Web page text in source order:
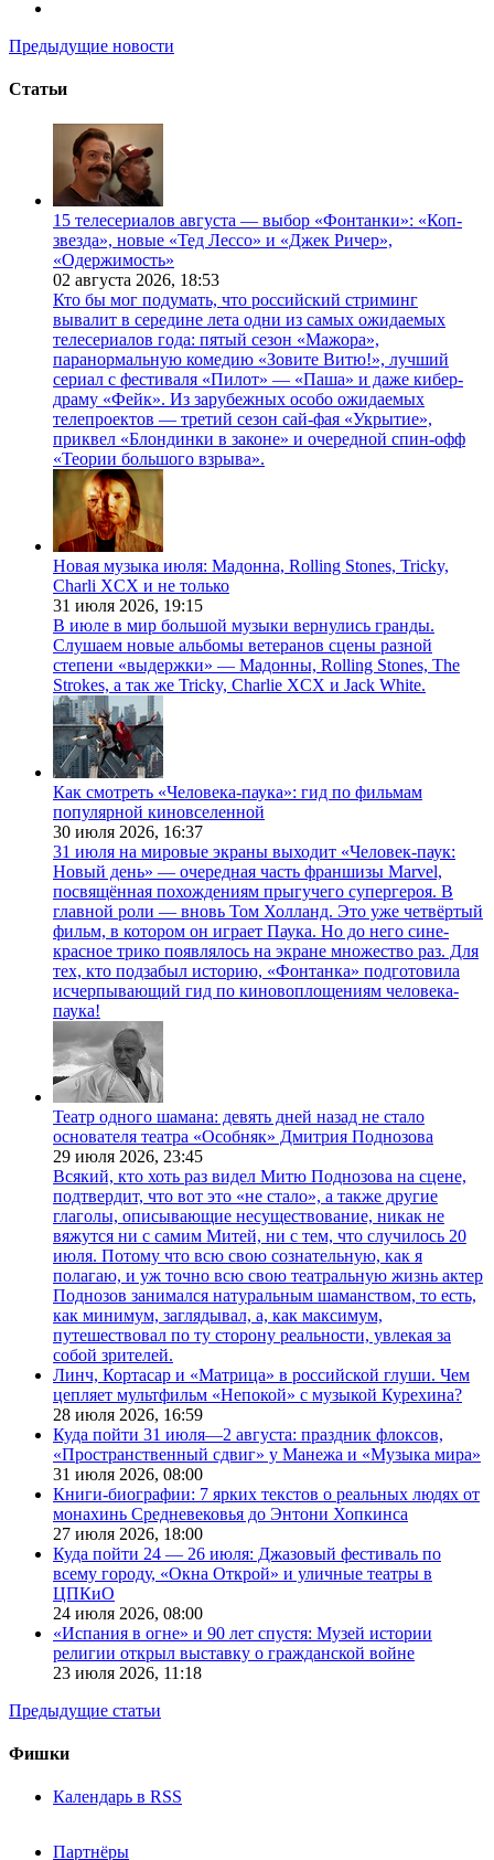
Предыдущие новости
Статьи
15 телесериалов августа — выбор «Фонтанки»: «Коп-
звезда», новые «Тед Лессо» и «Джек Ричер»,
«Одержимость»
02 августа 2026, 18:53
Кто бы мог подумать, что российский стриминг
вывалит в середине лета одни из самых ожидаемых
телесериалов года: пятый сезон «Мажора»,
паранормальную комедию «Зовите Витю!», лучший
сериал с фестиваля «Пилот» — «Паша» и даже кибер-
драму «Фейк». Из зарубежных особо ожидаемых
телепроектов — третий сезон сай-фая «Укрытие»,
приквел «Блондинки в законе» и очередной спин-офф
«Теории большого взрыва».
Новая музыка июля: Мадонна, Rolling Stones, Tricky,
Charli XCX и не только
31 июля 2026, 19:15
В июле в мир большой музыки вернулись гранды.
Слушаем новые альбомы ветеранов сцены разной
степени «выдержки» — Мадонны, Rolling Stones, The
Strokes, а так же Tricky, Charlie XCX и Jack White.
Как смотреть «Человека-паука»: гид по фильмам
популярной киновселенной
30 июля 2026, 16:37
31 июля на мировые экраны выходит «Человек-паук:
Новый день» — очередная часть франшизы Marvel,
посвящённая похождениям прыгучего супергероя. В
главной роли — вновь Том Холланд. Это уже четвёртый
фильм, в котором он играет Паука. Но до него сине-
красное трико появлялось на экране множество раз. Для
тех, кто подзабыл историю, «Фонтанка» подготовила
исчерпывающий гид по киновоплощениям человека-
паука!
Театр одного шамана: девять дней назад не стало
основателя театра «Особняк» Дмитрия Поднозова
29 июля 2026, 23:45
Всякий, кто хоть раз видел Митю Поднозова на сцене,
подтвердит, что вот это «не стало», а также другие
глаголы, описывающие несуществование, никак не
вяжутся ни с самим Митей, ни с тем, что случилось 20
июля. Потому что всю свою сознательную, как я
полагаю, и уж точно всю свою театральную жизнь актер
Поднозов занимался натуральным шаманством, то есть,
как минимум, заглядывал, а, как максимум,
путешествовал по ту сторону реальности, увлекая за
собой зрителей.
Линч, Кортасар и «Матрица» в российской глуши. Чем
цепляет мультфильм «Непокой» с музыкой Курехина?
28 июля 2026, 16:59
Куда пойти 31 июля—2 августа: праздник флоксов,
«Пространственный сдвиг» у Манежа и «Музыка мира»
31 июля 2026, 08:00
Книги-биографии: 7 ярких текстов о реальных людях от
монахинь Средневековья до Энтони Хопкинса
27 июля 2026, 18:00
Куда пойти 24 — 26 июля: Джазовый фестиваль по
всему городу, «Окна Открой» и уличные театры в
ЦПКиО
24 июля 2026, 08:00
«Испания в огне» и 90 лет спустя: Музей истории
религии открыл выставку о гражданской войне
23 июля 2026, 11:18
Предыдущие статьи
Фишки
Календарь в RSS
Партнёры